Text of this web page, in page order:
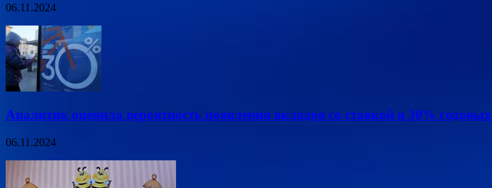
06.11.2024
Аналитик оценила вероятность появления вкладов со ставкой в 30% годовых
06.11.2024